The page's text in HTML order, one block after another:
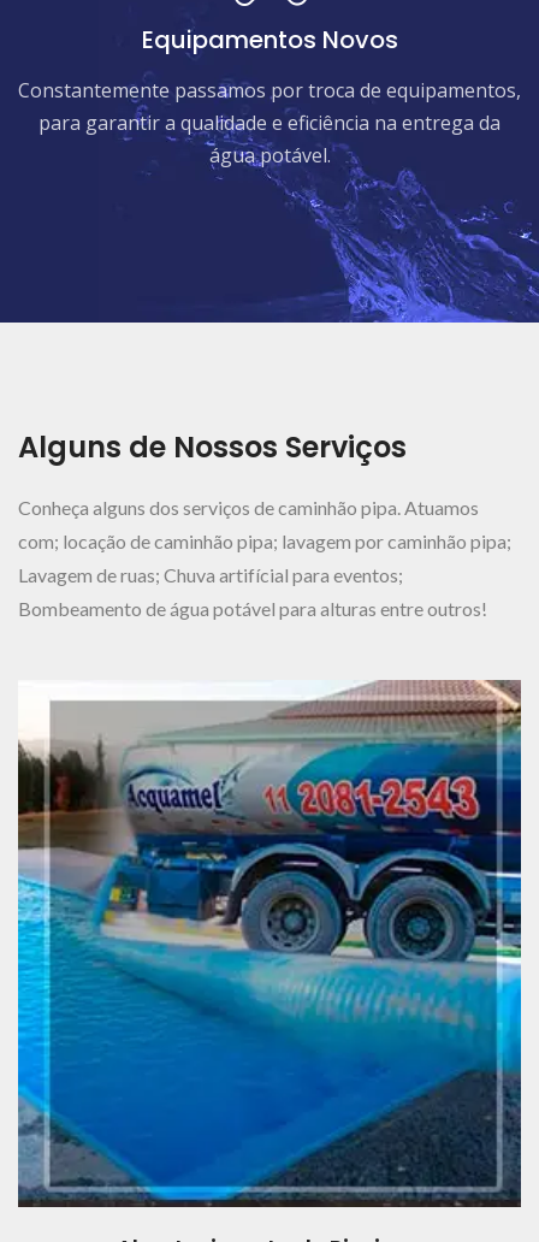
Equipamentos Novos
Constantemente passamos por troca de equipamentos,
para garantir a qualidade e eficiência na entrega da
água potável.
Alguns de Nossos Serviços
Conheça alguns dos serviços de caminhão pipa. Atuamos
com; locação de caminhão pipa; lavagem por caminhão pipa;
Lavagem de ruas; Chuva artifícial para eventos;
Bombeamento de água potável para alturas entre outros!